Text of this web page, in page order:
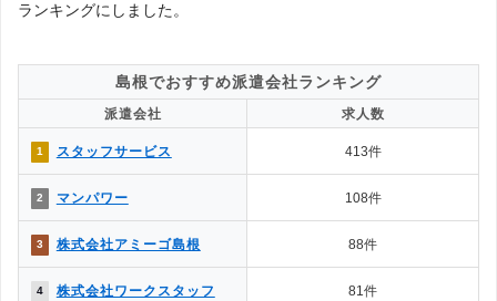
プログラマー アプリ開発 機械設計
軽作業
シール貼り・ティッシュ配り・サンプリング
ランキングにしました。
島根でおすすめ派遣会社ランキング
派遣会社 求人数
1 スタッフサービス 413件
2 マンパワー 108件
3 株式会社アミーゴ島根 88件
4 株式会社ワークスタッフ 81件